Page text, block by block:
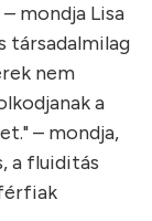
mondja Lisa
társadalmilag
nem
a
– mondja,
a fluiditás